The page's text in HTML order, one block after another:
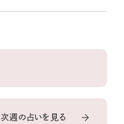
次週の占いを見る